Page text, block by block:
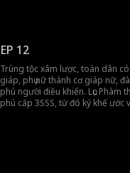
EP 12
Trùng tộc xâm lược, toàn dân
giáp, phụ nữ thành cơ giáp nữ,
phú người điều khiển. Lục Phàm
phú cấp 3SSS, từ đó ký khế ước